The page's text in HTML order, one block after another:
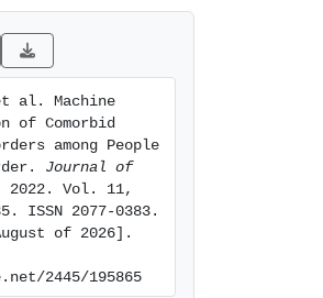
al. Machine
of Comorbid
among People
Journal of
2022. Vol. 11,
ISSN 2077-0383.
of 2026].
2445/195865